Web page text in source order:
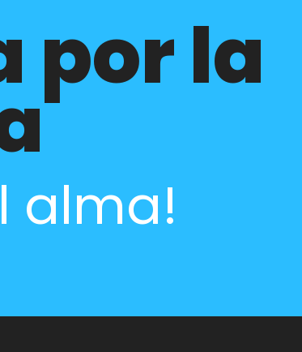
por la
alma!